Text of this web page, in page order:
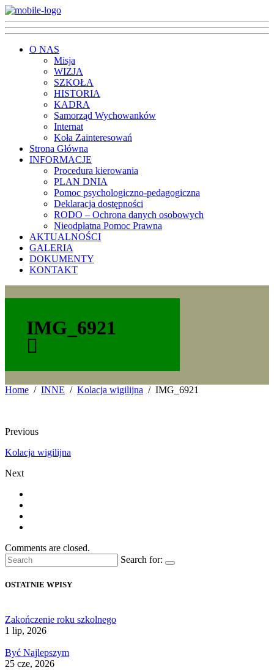
O NAS
Misja
WIZJA
SZKOŁA
HISTORIA
KADRA
Samorząd Wychowanków
Internat
Koła Zainteresowań
Strona Główna
INFORMACJE
Procedura kierowania
PLAN DNIA
Pomoc psychologiczno-pedagogiczna
Deklaracja dostępności
RODO – Ochrona danych osobowych
Nieodpłatna Pomoc Prawna
AKTUALNOŚCI
GALERIA
DOKUMENTY
KONTAKT
IMG_6921
Home INNE Kolacja wigilijna IMG_6921
Previous
Kolacja wigilijna
Next
Comments are closed.
Search for:
OSTATNIE WPISY
Zakończenie roku szkolnego
1 lip, 2026
Być Najlepszym
25 cze, 2026